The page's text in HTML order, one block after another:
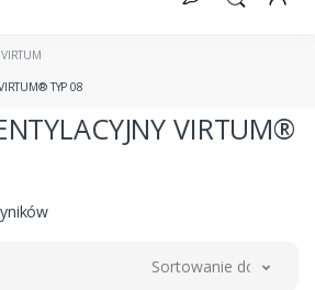
TYP 08
VIRTUM®
Sortowanie domyślne